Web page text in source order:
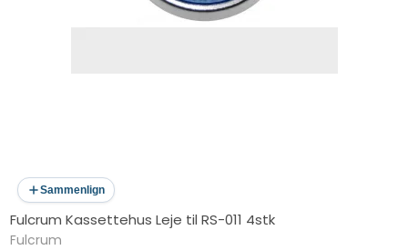
Sammenlign
Fulcrum Kassettehus Leje til RS-011 4stk
Fulcrum